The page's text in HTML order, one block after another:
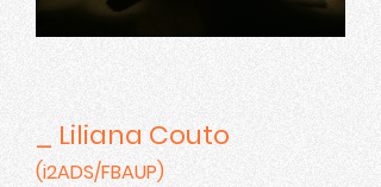
_ Liliana Couto
(i2ADS/FBAUP)